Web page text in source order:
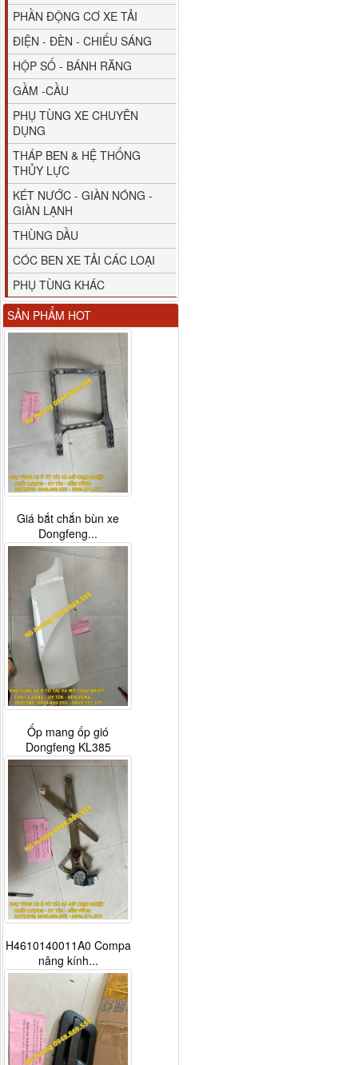
PHẦN ĐỘNG CƠ XE TẢI
ĐIỆN - ĐÈN - CHIẾU SÁNG
HỘP SỐ - BÁNH RĂNG
GẦM -CẦU
PHỤ TÙNG XE CHUYÊN
DỤNG
THÁP BEN & HỆ THỐNG
THỦY LỰC
KÉT NƯỚC - GIÀN NÓNG -
GIÀN LẠNH
THÙNG DẦU
CÓC BEN XE TẢI CÁC LOẠI
PHỤ TÙNG KHÁC
SẢN PHẨM HOT
M4610162101A0 Tapbi
cửa Thaco...
Gương chiếu hậu FAW
JH6 có sấy...
Giá bắt chắn bùn xe
Dongfeng...
Ốp mang ốp gió
Dongfeng KL385
H4610140011A0 Compa
nâng kính...